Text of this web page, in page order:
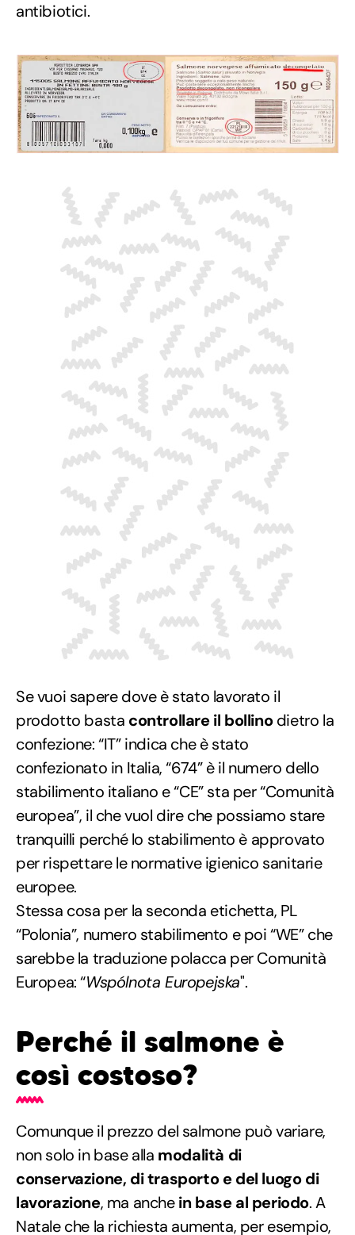
antibiotici.
Se vuoi sapere dove è stato lavorato il
prodotto basta controllare il bollinodietro la
confezione: “IT” indica che è stato
confezionato in Italia, “674” è il numero dello
stabilimento italiano e “CE” sta per “Comunità
europea”, il che vuol dire che possiamo stare
tranquilli perché lo stabilimento è approvato
per rispettare le normative igienico sanitarie
europee.
Stessa cosa per la seconda etichetta, PL
“Polonia”, numero stabilimento e poi “WE” che
sarebbe la traduzione polacca per Comunità
Europea: “Wspólnota Europejska".
Perché il salmone è
così costoso?
Comunque il prezzo del salmone può variare,
non solo in base alla modalità di
conservazione, di trasporto e del luogo di
lavorazione, ma anchein base al periodo. A
Natale che la richiesta aumenta, per esempio,